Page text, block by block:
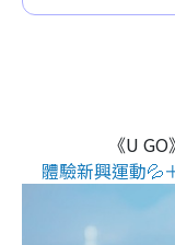
《U
體驗新興運動💦